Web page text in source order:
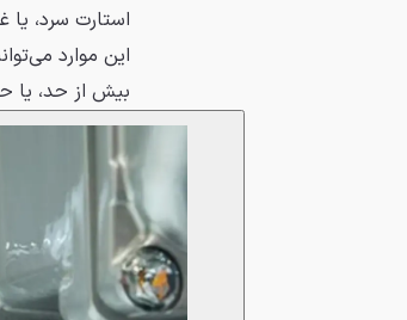
استارت سرد،
این موارد
بیش از حد، یا